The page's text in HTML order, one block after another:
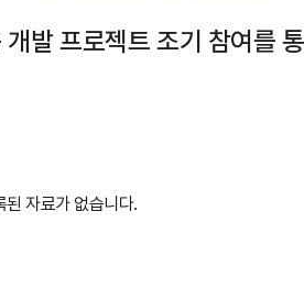
발 프로젝트 조기 참여를
된 자료가 없습니다.